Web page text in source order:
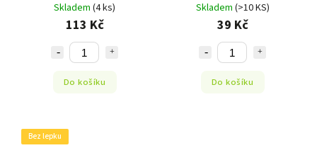
Skladem (4 ks)
113 Kč
Do košíku
Skladem (>10 KS)
39 Kč
Do košíku
Bez lepku